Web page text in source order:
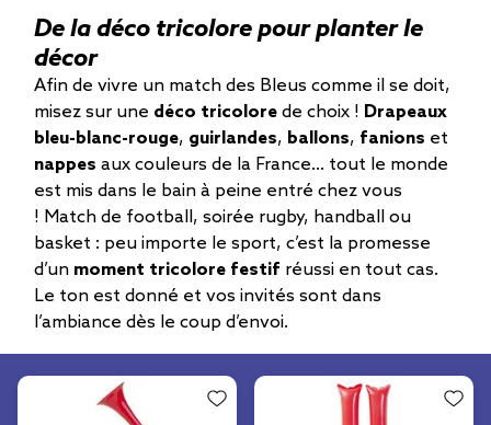
De la déco tricolore pour planter le
décor
Afin de vivre un match des Bleus comme il se doit,
misez sur une déco tricolore de choix ! Drapeaux
bleu-blanc-rouge, guirlandes, ballons, fanions et
nappes aux couleurs de la France… tout le monde
est mis dans le bain à peine entré chez vous
! Match de football, soirée rugby, handball ou
basket : peu importe le sport, c’est la promesse
d’un moment tricolore festif réussi en tout cas.
Le ton est donné et vos invités sont dans
l’ambiance dès le coup d’envoi.